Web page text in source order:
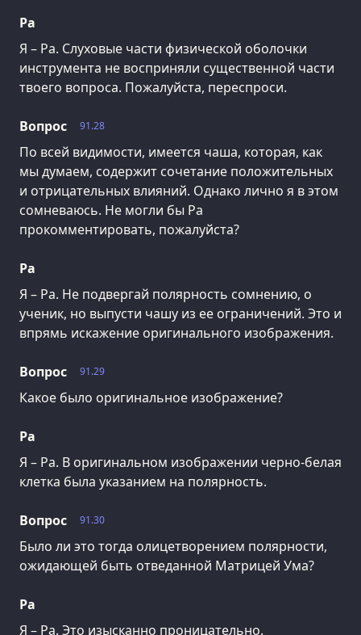
Ра
Я – Ра. Слуховые части физической оболочки
инструмента не восприняли существенной части
твоего вопроса. Пожалуйста, переспроси.
91.28
Вопрос
По всей видимости, имеется чаша, которая, как
мы думаем, содержит сочетание положительных
и отрицательных влияний. Однако лично я в этом
сомневаюсь. Не могли бы Ра
прокомментировать, пожалуйста?
Ра
Я – Ра. Не подвергай полярность сомнению, о
ученик, но выпусти чашу из ее ограничений. Это и
впрямь искажение оригинального изображения.
91.29
Вопрос
Какое было оригинальное изображение?
Ра
Я – Ра. В оригинальном изображении черно-белая
клетка была указанием на полярность.
91.30
Вопрос
Было ли это тогда олицетворением полярности,
ожидающей быть отведанной Матрицей Ума?
Ра
Я – Ра. Это изысканно проницательно.